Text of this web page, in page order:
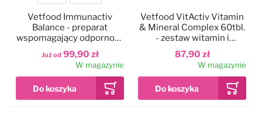
Pojemność
Już od 99,90 zł
Vetfood Immunactiv
Balance - preparat
wspomagający odporność
u zwierząt
W magazynie
87,90 zł
Vetfood VitActiv Vitamin
& Mineral Complex 60tbl.
- zestaw witamin i
minerałów dla psa i kota
W magazynie